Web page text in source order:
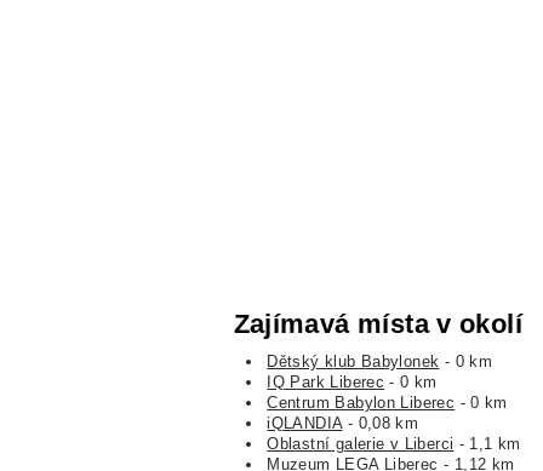
Zajímavá místa v okolí
Dětský klub Babylonek - 0 km
IQ Park Liberec - 0 km
Centrum Babylon Liberec - 0 km
iQLANDIA - 0,08 km
Oblastní galerie v Liberci - 1,1 km
Muzeum LEGA Liberec - 1,12 km